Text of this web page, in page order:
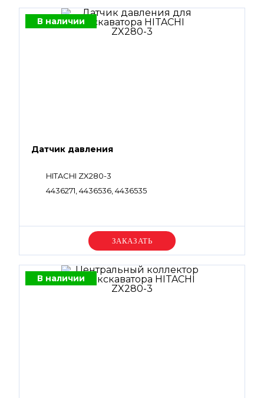
В наличии
Датчик давления
HITACHI ZX280-3
4436271, 4436536, 4436535
Уточняйте цену
В наличии